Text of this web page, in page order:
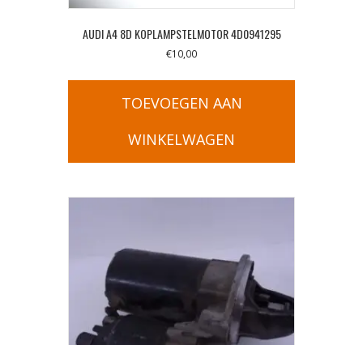
AUDI A4 8D KOPLAMPSTELMOTOR 4D0941295
€10,00
TOEVOEGEN AAN
WINKELWAGEN